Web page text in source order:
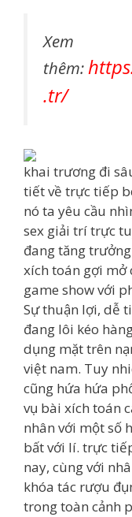
Xem
thêm:
.tr/
khai trương đi
tiết về trực tiếp
nó ta yêu cầu
sex giải trí trực
đang tăng
xích toán gợi mở
game show với
Sự thuận lợi, dễ
đang lôi kéo
dụng mặt trên
việt nam. Tuy
cũng hứa hứa
vụ bài xích toán
nhân với một số
bất với lí. trực
nay, cùng với
khóa tác rượu
trong toàn cảnh